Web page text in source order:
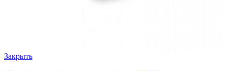
Закрыть